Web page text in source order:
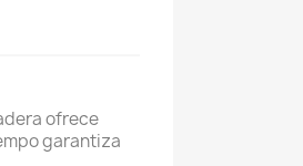
ofrece
garantiza